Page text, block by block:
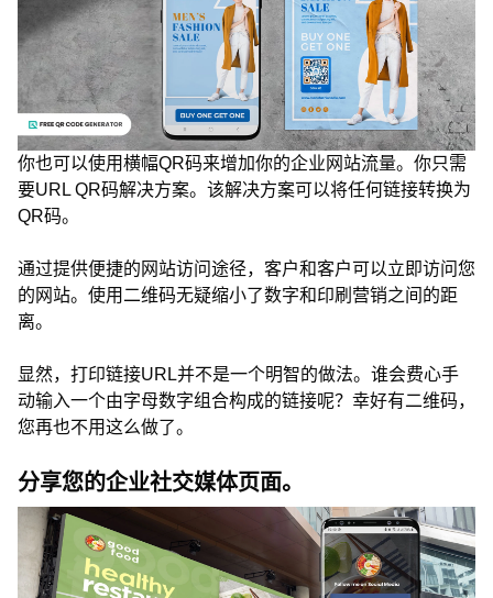
你也可以使用横幅QR码来增加你的企业网站流量。你只需
要URL QR码解决方案。该解决方案可以将任何链接转换为
QR码。
通过提供便捷的网站访问途径，客户和客户可以立即访问您
的网站。使用二维码无疑缩小了数字和印刷营销之间的距
离。
显然，打印链接URL并不是一个明智的做法。谁会费心手
动输入一个由字母数字组合构成的链接呢？幸好有二维码，
您再也不用这么做了。
分享您的企业社交媒体页面。